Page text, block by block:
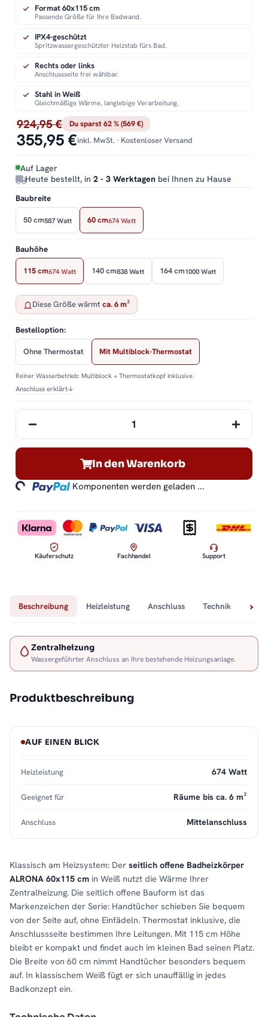
924,95 € Du sparst 62 % (569 €)
355,95 €inkl. MwSt. · Kostenloser Versand
Auf Lager
Heute bestellt, in 2 - 3 Werktagen bei Ihnen zu Hause
Format 60x115 cm
Passende Größe für Ihre Badwand.
IPX4-geschützt
Spritzwassergeschützter Heizstab fürs Bad.
Rechts oder links
Anschlussseite frei wählbar.
Stahl in Weiß
Gleichmäßige Wärme, langlebige Verarbeitung.
Baubreite
50 cm587 Watt 60 cm674 Watt
Bauhöhe
115 cm674 Watt 140 cm838 Watt 164 cm1000 Watt
Diese Größe wärmt ca. 6 m²
Bestelloption:
Ohne Thermostat Mit Multiblock-Thermostat
Reiner Wasserbetrieb: Multiblock + Thermostatkopf inklusive.
Anschluss erklärt↓
In den Warenkorb
Komponenten werden geladen ...
Käuferschutz Fachhandel Support
Beschreibung Heizleistung Anschluss Technik
Zentralheizung
Wassergeführter Anschluss an Ihre bestehende Heizungsanlage.
Produktbeschreibung
Klassisch am Heizsystem: Der seitlich offene Badheizkörper
ALRONA 60x115 cm in Weiß nutzt die Wärme Ihrer
Zentralheizung. Die seitlich offene Bauform ist das
Markenzeichen der Serie: Handtücher schieben Sie bequem
von der Seite auf, ohne Einfädeln. Thermostat inklusive, die
Anschlussseite bestimmen Ihre Leitungen. Mit 115 cm Höhe
bleibt er kompakt und findet auch im kleinen Bad seinen Platz.
Die Breite von 60 cm nimmt Handtücher besonders bequem
auf. In klassischem Weiß fügt er sich unauffällig in jedes
Badkonzept ein.
AUF EINEN BLICK
Heizleistung 674 Watt
Geeignet für Räume bis ca. 6 m²
Anschluss Mittelanschluss